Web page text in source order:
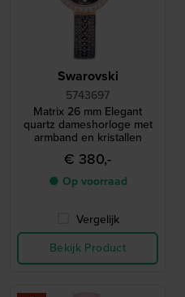
Swarovski
5743697
Matrix 26 mm Elegant
quartz dameshorloge met
armband en kristallen
€ 380,-
● Op voorraad
Vergelijk
Bekijk Product